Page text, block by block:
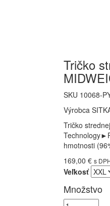
Tričko
SKU 10068-
Výrobca
Tričko
hmotnosti
169,00 € s
Veľkosť
Množstvo